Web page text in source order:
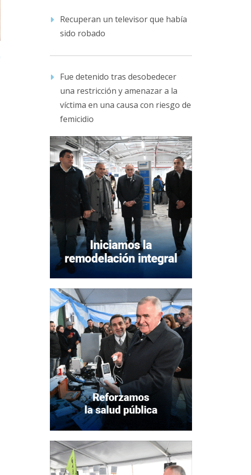
Recuperan un televisor que había
sido robado
Fue detenido tras desobedecer
una restricción y amenazar a la
víctima en una causa con riesgo de
femicidio